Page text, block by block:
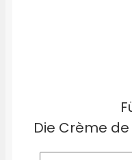
Die Crème